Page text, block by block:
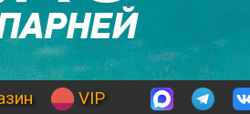
VIP